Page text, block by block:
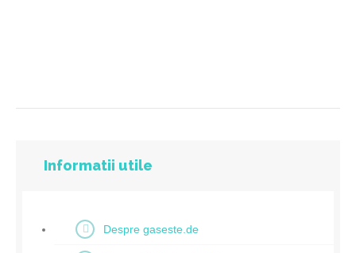
Informatii utile
Despre gaseste.de